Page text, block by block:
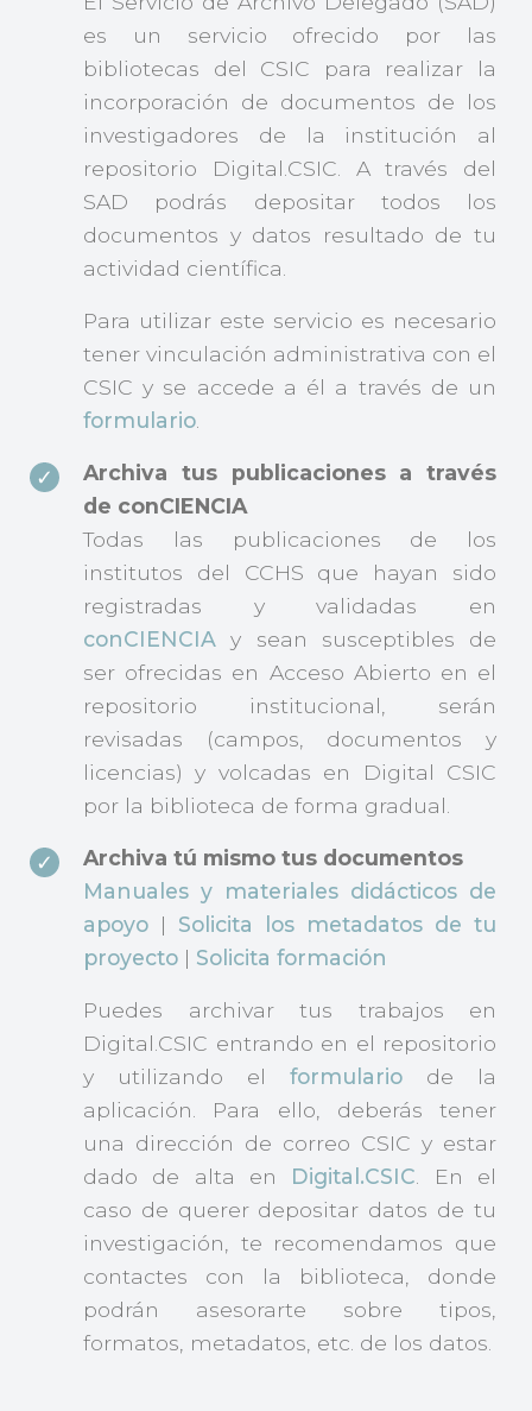
es un servicio ofrecido por las
bibliotecas del CSIC para realizar la
incorporación de documentos de los
investigadores de la institución al
repositorio Digital.CSIC. A través del
SAD podrás depositar todos los
documentos y datos resultado de tu
actividad científica.
Para utilizar este servicio es necesario
tener vinculación administrativa con el
CSIC y se accede a él a través de un
formulario
Archiva tus publicaciones a través
de conCIENCIA
Todas las publicaciones de los
institutos del CCHS que hayan sido
registradas y validadas en
conCIENCIA y sean susceptibles de
ser ofrecidas en Acceso Abierto en el
repositorio institucional, serán
revisadas (campos, documentos y
licencias) y volcadas en Digital CSIC
por la biblioteca de forma gradual.
Archiva tú mismo tus documentos
Manuales y materiales didácticos de
apoyo | Solicita los metadatos de tu
proyecto | Solicita formación
Puedes archivar tus trabajos en
Digital.CSIC entrando en el repositorio
y utilizando el formulario de la
aplicación. Para ello, deberás tener
una dirección de correo CSIC y estar
dado de alta en Digital.CSIC . En el
caso de querer depositar datos de tu
investigación, te recomendamos que
contactes con la biblioteca, donde
podrán asesorarte sobre tipos,
formatos, metadatos, etc. de los datos.